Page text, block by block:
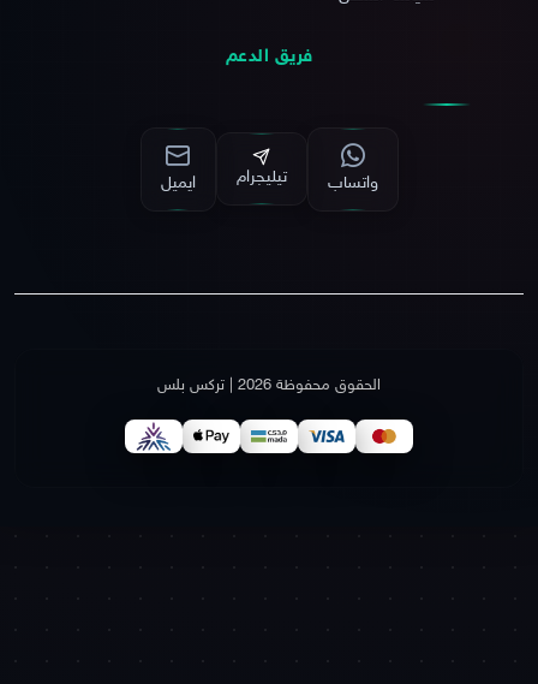
فريق الدعم
واتساب تيليجرام ايميل
الحقوق محفوظة 2026 | تركس بلس